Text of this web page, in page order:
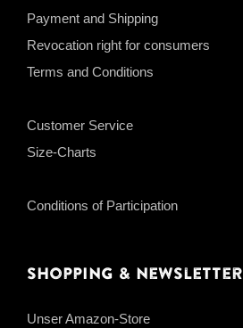
Payment and Shipping
Revocation right for consumers
Terms and Conditions
Customer Service
Size-Charts
Conditions of Participation
Shopping & Newsletter
Unser Amazon-Store